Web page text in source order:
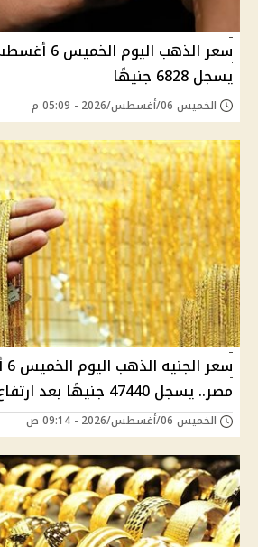
يسجل 6828 جنيهًا
الخميس 06/أغسطس/2026 - 05:09 م
مصر.. يسجل 47440 جنيهًا بعد ارتفاع جديد
الخميس 06/أغسطس/2026 - 09:14 ص